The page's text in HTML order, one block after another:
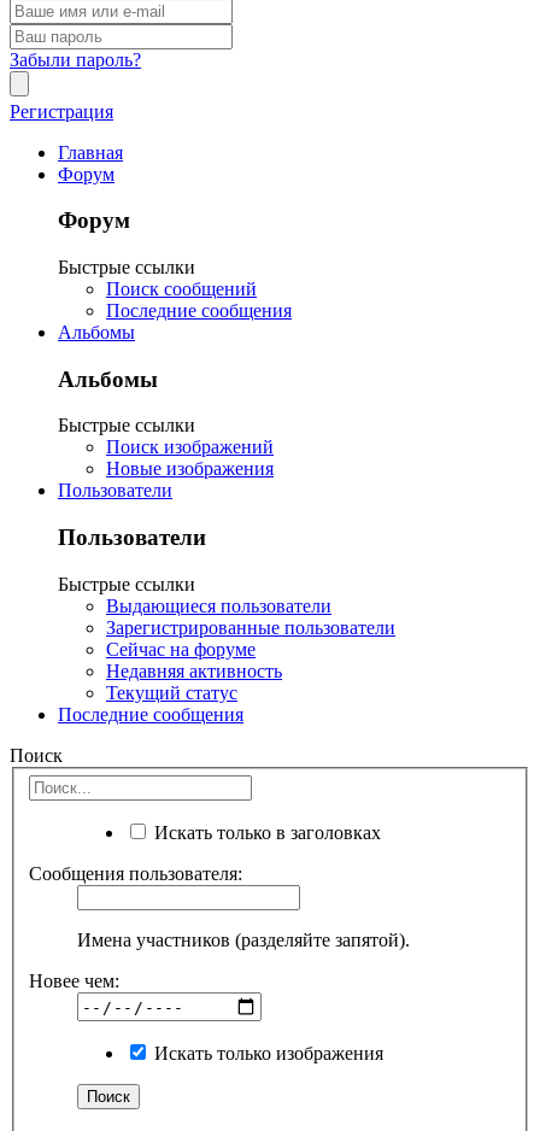
Забыли пароль?
Регистрация
Главная
Форум
Форум
Быстрые ссылки
Поиск сообщений
Последние сообщения
Альбомы
Альбомы
Быстрые ссылки
Поиск изображений
Новые изображения
Пользователи
Пользователи
Быстрые ссылки
Выдающиеся пользователи
Зарегистрированные пользователи
Сейчас на форуме
Недавняя активность
Текущий статус
Последние сообщения
Поиск
Искать только в заголовках
Сообщения пользователя:
Имена участников (разделяйте запятой).
Новее чем:
Искать только изображения